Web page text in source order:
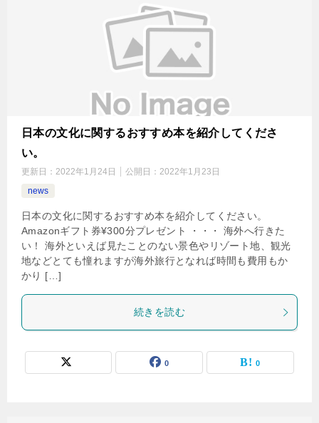
日本の文化に関するおすすめ本を紹介してくださ
い。
更新日： 2022年1月24日 公開日： 2022年1月23日
news
日本の文化に関するおすすめ本を紹介してください。
Amazonギフト券¥300分プレゼント ・・・ 海外へ行きた
い！ 海外といえば見たことのない景色やリゾート地、観光
地などとても憧れますが海外旅行となれば時間も費用もか
かり […]
続きを読む
0 0